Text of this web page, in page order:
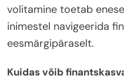
volitamine toetab
inimestel navigeerida
eesmärgipäraselt.
Kuidas võib